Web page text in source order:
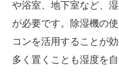
や浴室、地下室など、
が必要です。除湿機の
コンを活用することが
多く置くことも湿度を